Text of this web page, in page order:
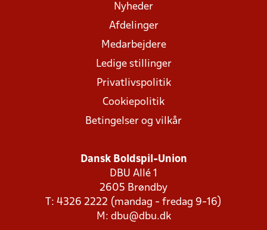
Nyheder
Afdelinger
Medarbejdere
Ledige stillinger
Privatlivspolitik
Cookiepolitik
Betingelser og vilkår
Dansk Boldspil-Union
DBU Allé 1
2605 Brøndby
T: 4326 2222 (mandag - fredag 9-16)
M: dbu@dbu.dk